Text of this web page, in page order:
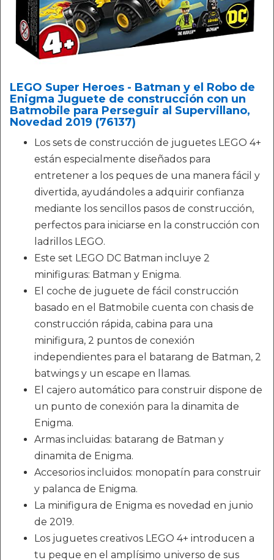
LEGO Super Heroes - Batman y el Robo de
Enigma Juguete de construcción con un
Batmobile para Perseguir al Supervillano,
Novedad 2019 (76137)
Los sets de construcción de juguetes LEGO 4+
están especialmente diseñados para
entretener a los peques de una manera fácil y
divertida, ayudándoles a adquirir confianza
mediante los sencillos pasos de construcción,
perfectos para iniciarse en la construcción con
ladrillos LEGO.
Este set LEGO DC Batman incluye 2
minifiguras: Batman y Enigma.
El coche de juguete de fácil construcción
basado en el Batmobile cuenta con chasis de
construcción rápida, cabina para una
minifigura, 2 puntos de conexión
independientes para el batarang de Batman, 2
batwings y un escape en llamas.
El cajero automático para construir dispone de
un punto de conexión para la dinamita de
Enigma.
Armas incluidas: batarang de Batman y
dinamita de Enigma.
Accesorios incluidos: monopatín para construir
y palanca de Enigma.
La minifigura de Enigma es novedad en junio
de 2019.
Los juguetes creativos LEGO 4+ introducen a
tu peque en el amplísimo universo de sus